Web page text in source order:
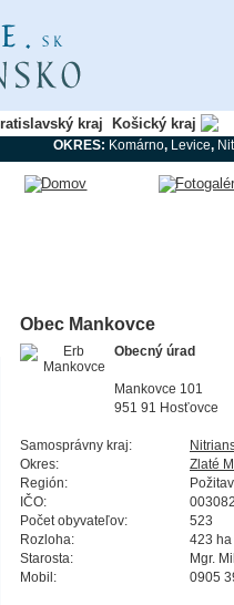
kraj Košický kraj
OKRES: Komárno, Levice,
Obec Mankovce
Obecný úrad
Mankovce 101
951 91 Hosťovce
Samosprávny kraj:
Okres:
Zlaté
Región:
IČO:
Počet obyvateľov:
523
Rozloha:
423 ha
Starosta:
Mgr.
Mobil:
0905